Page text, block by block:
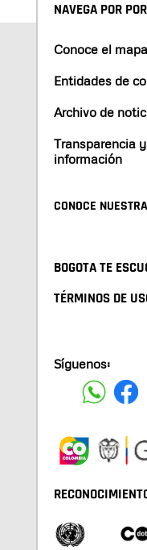
NAVEGA POR
Conoce el
Entidades de
Archivo de
Transparencia
información
CONOCE
BOGOTA TE
TÉRMINOS DE
Síguenos: